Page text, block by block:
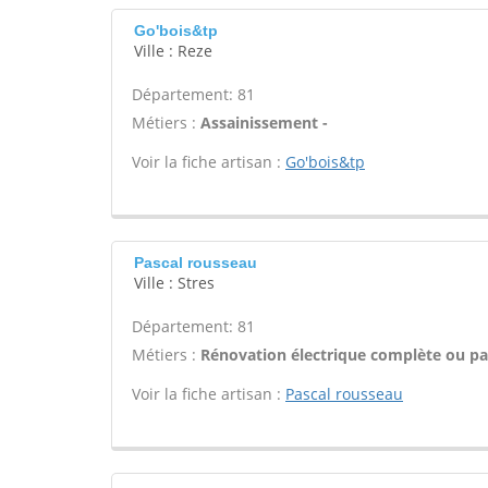
Go'bois&tp
Ville : Reze
Département: 81
Métiers : Assainissement -
Voir la fiche artisan : Go'bois&tp
Pascal rousseau
Ville : Stres
Département: 81
Métiers : Rénovation électrique complète ou
Voir la fiche artisan : Pascal rousseau